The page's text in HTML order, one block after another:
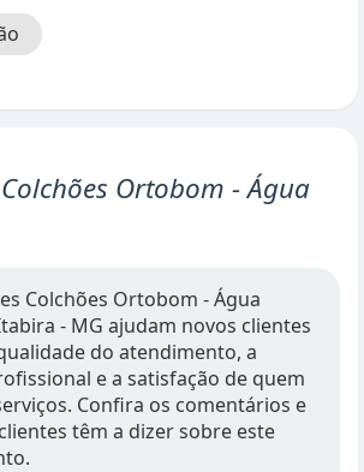
Colchões Ortobom - Água
Colchões Ortobom - Água
- MG ajudam novos clientes
do atendimento, a
e a satisfação de quem
Confira os comentários e
têm a dizer sobre este